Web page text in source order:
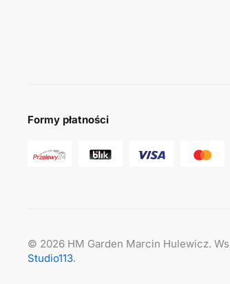
Formy płatności
© 2026 HM Garden Marcin Hulewicz.
Studio113.